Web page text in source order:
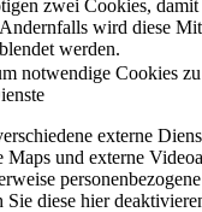
zwei Cookies,
wird diese
werden.
notwendige Cookies
externe
Maps und externe
Sie diese hier